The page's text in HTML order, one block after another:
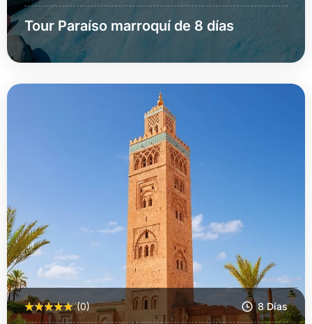
Tour Paraíso marroquí de 8 días
Más Información
(0) 8 Días